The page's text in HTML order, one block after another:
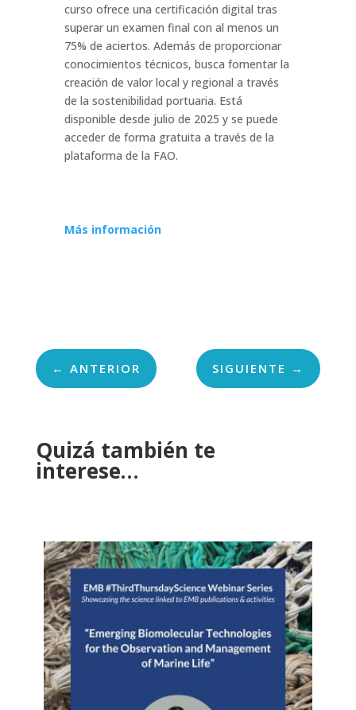
curso ofrece una certificación digital tras
superar un examen final con al menos un
75% de aciertos. Además de proporcionar
conocimientos técnicos, busca fomentar la
creación de valor local y regional a través
de la sostenibilidad portuaria. Está
disponible desde julio de 2025 y se puede
acceder de forma gratuita a través de la
plataforma de la FAO.
Más información
← ANTERIOR SIGUIENTE →
Quizá también te
interese…